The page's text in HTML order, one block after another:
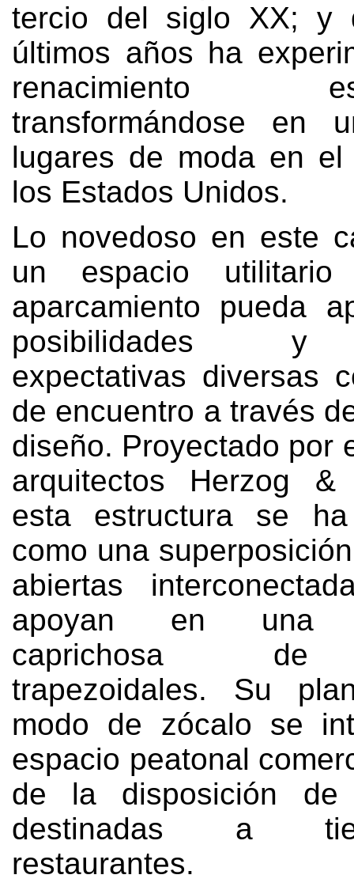
tercio del siglo XX; y
últimos años ha
renacimiento
transformándose en
lugares de moda en el
los Estados Unidos.
Lo novedoso en este
un espacio
aparcamiento pueda
posibilidades y
expectativas diversas
de encuentro a través
diseño. Proyectado por
arquitectos Herzog
esta estructura se ha
como una
abiertas
apoyan en una
caprichosa de
trapezoidales. Su
modo de zócalo se
espacio peatonal
de la disposición de
destinadas a
restaurantes.